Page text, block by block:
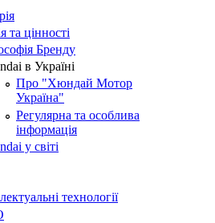
та цінності
Бренду
в Україні
Про "Хюндай Мотор
Україна"
Регулярна та особлива
інформація
у світі
технології